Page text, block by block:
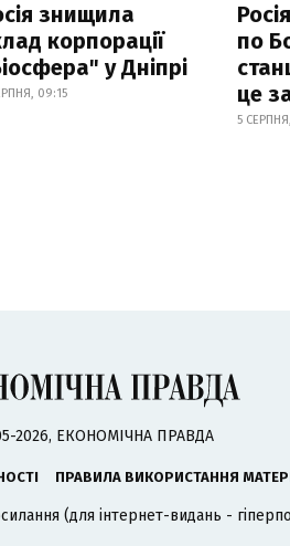
знищила
корпорації
у Дніпрі
09:15
по
це
5
2026, ЕКОНОМІЧНА ПРАВДА
ПРАВИЛА ВИКОРИСТАННЯ
(для інтернет-видань -